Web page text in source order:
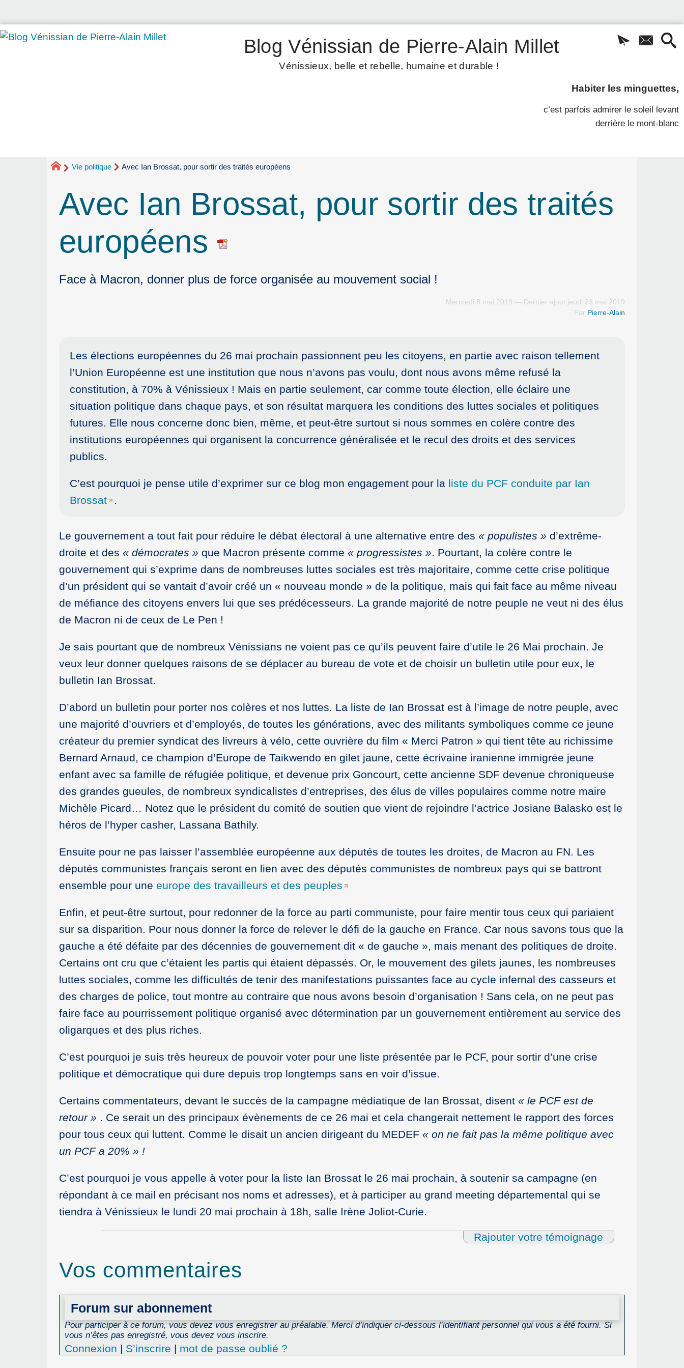
Blog Vénissian de Pierre-Alain Millet
Vénissieux, belle et rebelle, humaine et durable !
Habiter les minguettes,
c’est parfois admirer le soleil levant
derrière le mont-blanc
Vie politique Avec Ian Brossat, pour sortir des traités européens
Avec Ian Brossat, pour sortir des traités
européens
Face à Macron, donner plus de force organisée au mouvement social !
Mercredi 8 mai 2019 — Dernier ajout jeudi 23 mai 2019
Par Pierre-Alain
Les élections européennes du 26 mai prochain passionnent peu les citoyens, en partie avec raison tellement
l’Union Européenne est une institution que nous n’avons pas voulu, dont nous avons même refusé la
constitution, à 70% à Vénissieux ! Mais en partie seulement, car comme toute élection, elle éclaire une
situation politique dans chaque pays, et son résultat marquera les conditions des luttes sociales et politiques
futures. Elle nous concerne donc bien, même, et peut-être surtout si nous sommes en colère contre des
institutions européennes qui organisent la concurrence généralisée et le recul des droits et des services
publics.
C’est pourquoi je pense utile d’exprimer sur ce blog mon engagement pour la liste du PCF conduite par Ian
Brossat
.
Le gouvernement a tout fait pour réduire le débat électoral à une alternative entre des « populistes » d’extrême-
droite et des « démocrates » que Macron présente comme « progressistes ». Pourtant, la colère contre le
gouvernement qui s’exprime dans de nombreuses luttes sociales est très majoritaire, comme cette crise politique
d’un président qui se vantait d’avoir créé un « nouveau monde » de la politique, mais qui fait face au même niveau
de méfiance des citoyens envers lui que ses prédécesseurs. La grande majorité de notre peuple ne veut ni des élus
de Macron ni de ceux de Le Pen !
Je sais pourtant que de nombreux Vénissians ne voient pas ce qu’ils peuvent faire d’utile le 26 Mai prochain. Je
veux leur donner quelques raisons de se déplacer au bureau de vote et de choisir un bulletin utile pour eux, le
bulletin Ian Brossat.
D’abord un bulletin pour porter nos colères et nos luttes. La liste de Ian Brossat est à l’image de notre peuple, avec
une majorité d’ouvriers et d’employés, de toutes les générations, avec des militants symboliques comme ce jeune
créateur du premier syndicat des livreurs à vélo, cette ouvrière du film « Merci Patron » qui tient tête au richissime
Bernard Arnaud, ce champion d’Europe de Taikwendo en gilet jaune, cette écrivaine iranienne immigrée jeune
enfant avec sa famille de réfugiée politique, et devenue prix Goncourt, cette ancienne SDF devenue chroniqueuse
des grandes gueules, de nombreux syndicalistes d’entreprises, des élus de villes populaires comme notre maire
Michèle Picard… Notez que le président du comité de soutien que vient de rejoindre l’actrice Josiane Balasko est le
héros de l’hyper casher, Lassana Bathily.
Ensuite pour ne pas laisser l’assemblée européenne aux députés de toutes les droites, de Macron au FN. Les
députés communistes français seront en lien avec des députés communistes de nombreux pays qui se battront
ensemble pour une europe des travailleurs et des peuples
Enfin, et peut-être surtout, pour redonner de la force au parti communiste, pour faire mentir tous ceux qui pariaient
sur sa disparition. Pour nous donner la force de relever le défi de la gauche en France. Car nous savons tous que la
gauche a été défaite par des décennies de gouvernement dit « de gauche », mais menant des politiques de droite.
Certains ont cru que c’étaient les partis qui étaient dépassés. Or, le mouvement des gilets jaunes, les nombreuses
luttes sociales, comme les difficultés de tenir des manifestations puissantes face au cycle infernal des casseurs et
des charges de police, tout montre au contraire que nous avons besoin d’organisation ! Sans cela, on ne peut pas
faire face au pourrissement politique organisé avec détermination par un gouvernement entièrement au service des
oligarques et des plus riches.
C’est pourquoi je suis très heureux de pouvoir voter pour une liste présentée par le PCF, pour sortir d’une crise
politique et démocratique qui dure depuis trop longtemps sans en voir d’issue.
Certains commentateurs, devant le succès de la campagne médiatique de Ian Brossat, disent « le PCF est de
retour » . Ce serait un des principaux évènements de ce 26 mai et cela changerait nettement le rapport des forces
pour tous ceux qui luttent. Comme le disait un ancien dirigeant du MEDEF « on ne fait pas la même politique avec
un PCF a 20% » !
C’est pourquoi je vous appelle à voter pour la liste Ian Brossat le 26 mai prochain, à soutenir sa campagne (en
répondant à ce mail en précisant nos noms et adresses), et à participer au grand meeting départemental qui se
tiendra à Vénissieux le lundi 20 mai prochain à 18h, salle Irène Joliot-Curie.
Rajouter votre témoignage
Vos commentaires
Forum sur abonnement
Pour participer à ce forum, vous devez vous enregistrer au préalable. Merci d’indiquer ci-dessous l’identifiant personnel qui vous a été fourni. Si
vous n’êtes pas enregistré, vous devez vous inscrire.
Connexion | S’inscrire | mot de passe oublié ?